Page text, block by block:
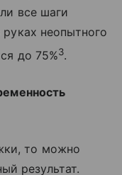
все шаги
неопытного
до 75%3.
то можно
результат.